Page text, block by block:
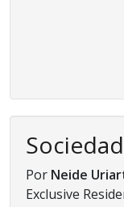
Por Neide
Exclusive